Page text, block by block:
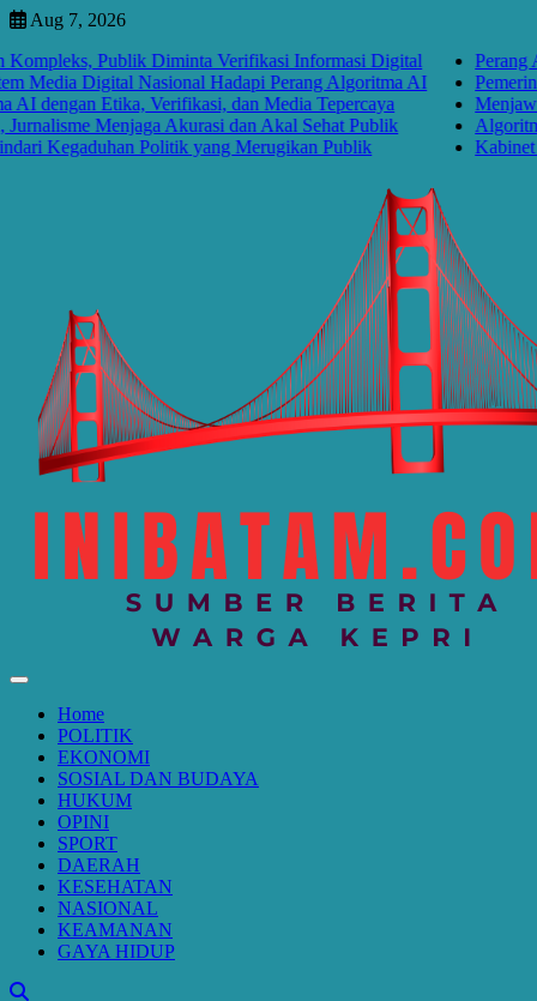
Skip
content
Aug 7, 2026
Publik Diminta Verifikasi Informasi Digital
Digital Nasional Hadapi Perang Algoritma AI
Etika, Verifikasi, dan Media Tepercaya
Menjaga Akurasi dan Akal Sehat Publik
Politik yang Merugikan Publik
Perang
Pemerintah
Menjawab
Algoritma
Kabinet
Home
POLITIK
EKONOMI
SOSIAL DAN BUDAYA
HUKUM
OPINI
SPORT
DAERAH
KESEHATAN
NASIONAL
KEAMANAN
GAYA HIDUP